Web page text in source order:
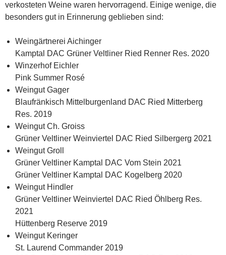
verkosteten Weine waren hervorragend. Einige wenige, die
besonders gut in Erinnerung geblieben sind:
Weingärtnerei Aichinger
Kamptal DAC Grüner Veltliner Ried Renner Res. 2020
Winzerhof Eichler
Pink Summer Rosé
Weingut Gager
Blaufränkisch Mittelburgenland DAC Ried Mitterberg
Res. 2019
Weingut Ch. Groiss
Grüner Veltliner Weinviertel DAC Ried Silbergerg 2021
Weingut Groll
Grüner Veltliner Kamptal DAC Vom Stein 2021
Grüner Veltliner Kamptal DAC Kogelberg 2020
Weingut Hindler
Grüner Veltliner Weinviertel DAC Ried Öhlberg Res.
2021
Hüttenberg Reserve 2019
Weingut Keringer
St. Laurend Commander 2019